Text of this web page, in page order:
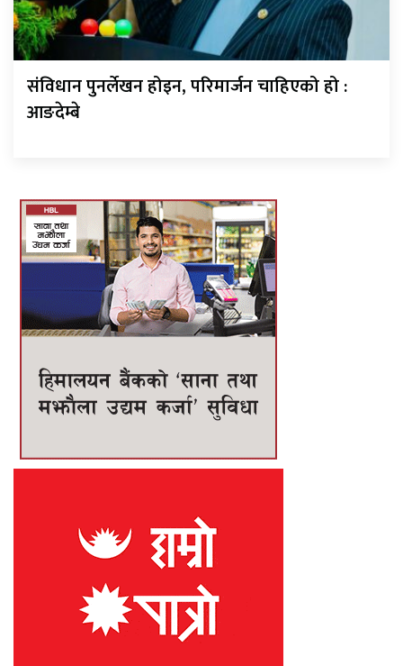
संविधान पुनर्लेखन होइन, परिमार्जन चाहिएको हो :
आङदेम्बे